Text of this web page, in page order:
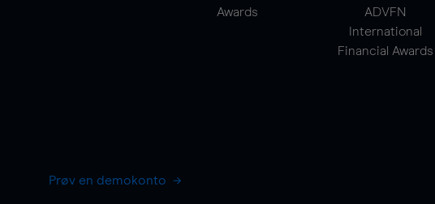
Awards
ADVFN
International
Financial Awards
Prøv en demokonto